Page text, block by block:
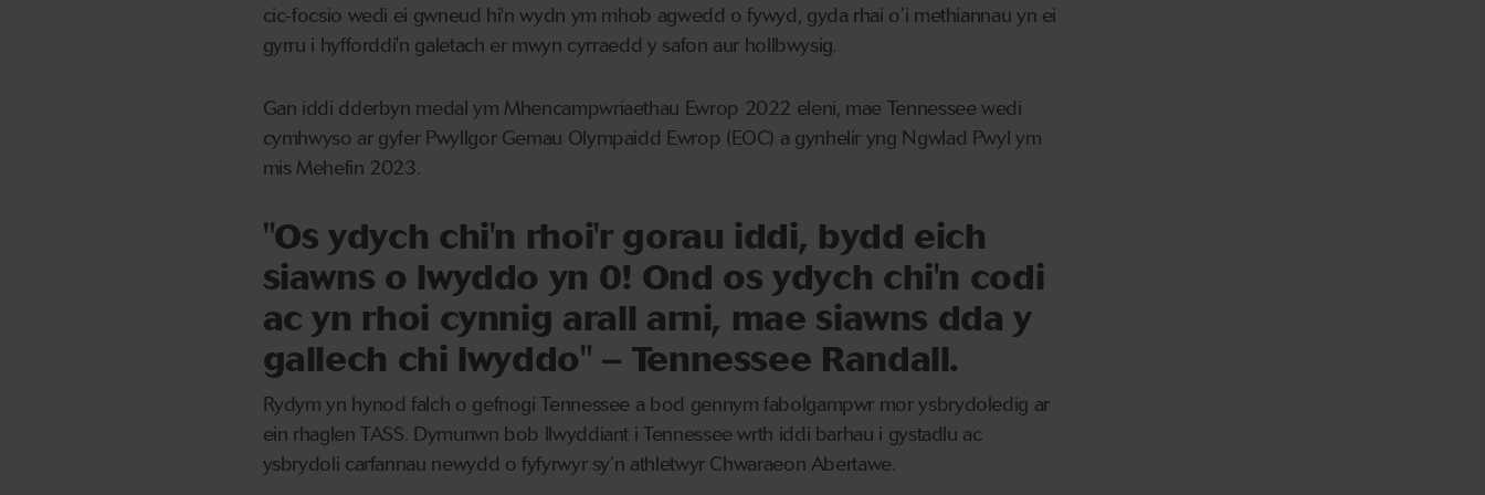
cic-focsio wedi ei gwneud hi'n wydn ym mhob agwedd o fywyd, gyda rhai o’i methiannau yn ei
gyrru i hyfforddi'n galetach er mwyn cyrraedd y safon aur hollbwysig.
Gan iddi dderbyn medal ym Mhencampwriaethau Ewrop 2022 eleni, mae Tennessee wedi
cymhwyso ar gyfer Pwyllgor Gemau Olympaidd Ewrop (EOC) a gynhelir yng Ngwlad Pwyl ym
mis Mehefin 2023.
"Os ydych chi'n rhoi'r gorau iddi, bydd eich
siawns o lwyddo yn 0! Ond os ydych chi'n codi
ac yn rhoi cynnig arall arni, mae siawns dda y
gallech chi lwyddo" – Tennessee Randall.
Rydym yn hynod falch o gefnogi Tennessee a bod gennym fabolgampwr mor ysbrydoledig ar
ein rhaglen TASS. Dymunwn bob llwyddiant i Tennessee wrth iddi barhau i gystadlu ac
ysbrydoli carfannau newydd o fyfyrwyr sy’n athletwyr Chwaraeon Abertawe.